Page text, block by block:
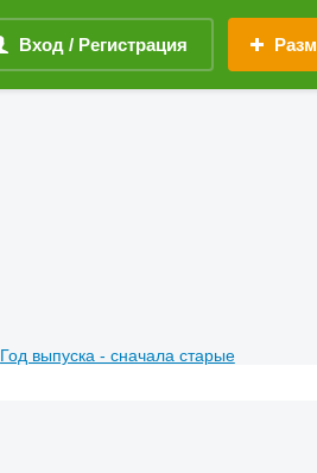
Вход / Регистрация
Год выпуска - сначала старые